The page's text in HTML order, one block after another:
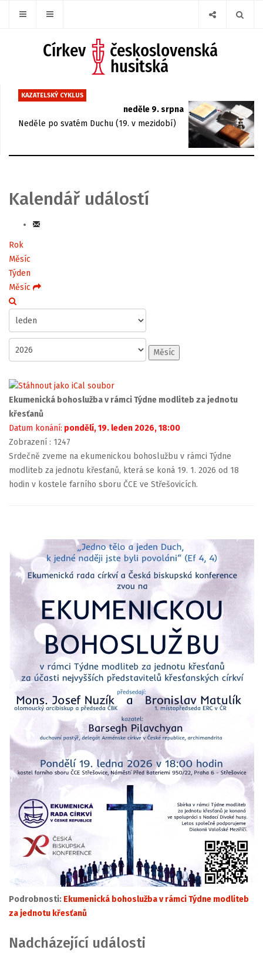
KAZATELSKÝ CYKLUS
neděle 9. srpna
Neděle po svatém Duchu (19. v mezidobí)
Kalendář událostí
Rok
Měsíc
Týden
Měsíc
Měsíc
Ekumenická bohoslužba v rámci Týdne modliteb za jednotu
křesťanů
Datum konání: pondělí, 19. leden 2026, 18:00
Zobrazení : 1247
Srdečně zveme na ekumenickou bohoslužbu v rámci Týdne
modliteb za jednotu křesťanů, která se koná 19. 1. 2026 od 18
hodin v kostele farního sboru ČCE ve Střešovicích.
Podrobnosti: Ekumenická bohoslužba v rámci Týdne modliteb
za jednotu křesťanů
Nadcházející události